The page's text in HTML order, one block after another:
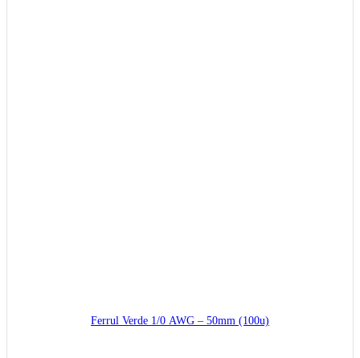
Ferrul Verde 1/0 AWG – 50mm (100u)